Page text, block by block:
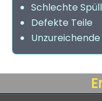
Schlechte
Defekte Teile